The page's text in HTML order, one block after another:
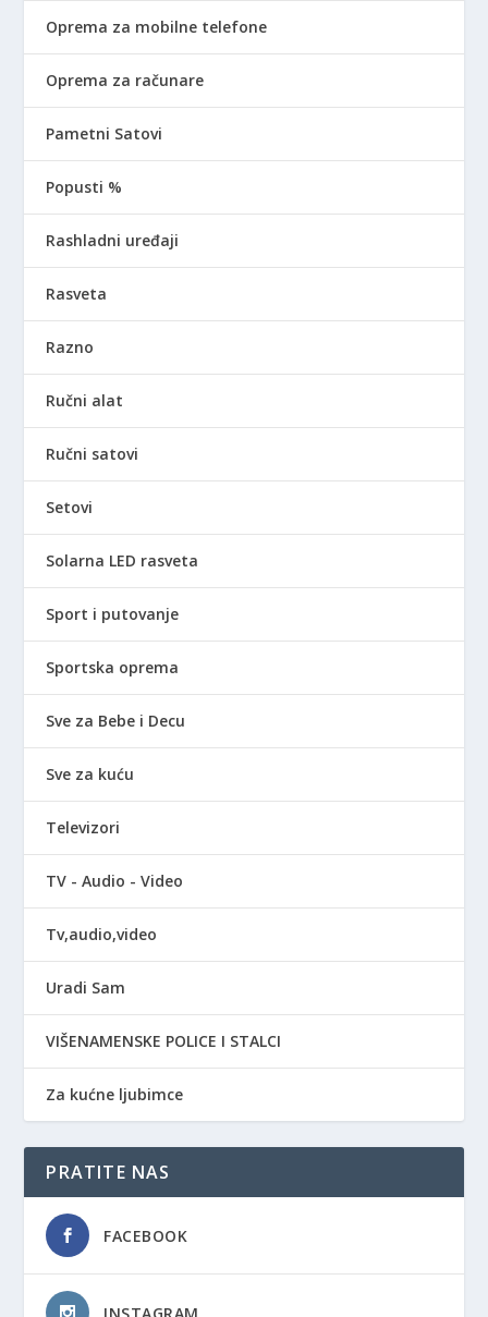
Oprema za mobilne telefone
Oprema za računare
Pametni Satovi
Popusti %
Rashladni uređaji
Rasveta
Razno
Ručni alat
Ručni satovi
Setovi
Solarna LED rasveta
Sport i putovanje
Sportska oprema
Sve za Bebe i Decu
Sve za kuću
Televizori
TV - Audio - Video
Tv,audio,video
Uradi Sam
VIŠENAMENSKE POLICE I STALCI
Za kućne ljubimce
PRATITE NAS
FACEBOOK